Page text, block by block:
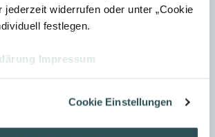
jederzeit widerrufen oder unter „Cookie
festlegen.
Impressum
Cookie Einstellungen
des Dienstes zu ermöglichen
oder Beendigung der Geschäftsbeziehung